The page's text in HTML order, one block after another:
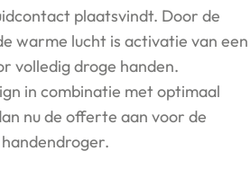
plaatsvindt. Door de
warme lucht is activatie van een
volledig droge handen.
in combinatie met optimaal
nu de offerte aan voor de